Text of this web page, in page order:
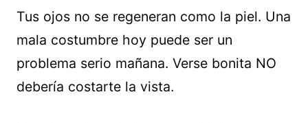
Tus ojos no se regeneran como la piel. Una
mala costumbre hoy puede ser un
problema serio mañana. Verse bonita NO
debería costarte la vista.